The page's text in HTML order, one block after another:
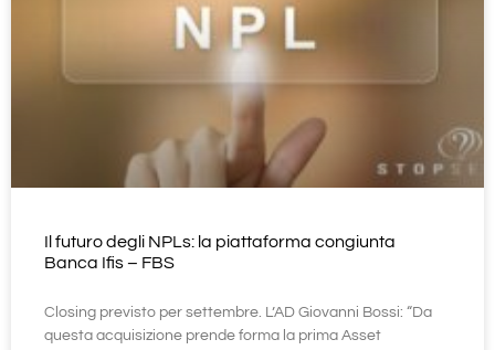
Il futuro degli NPLs: la piattaforma congiunta
Banca Ifis – FBS
Closing previsto per settembre. L’AD Giovanni Bossi: “Da
questa acquisizione prende forma la prima Asset